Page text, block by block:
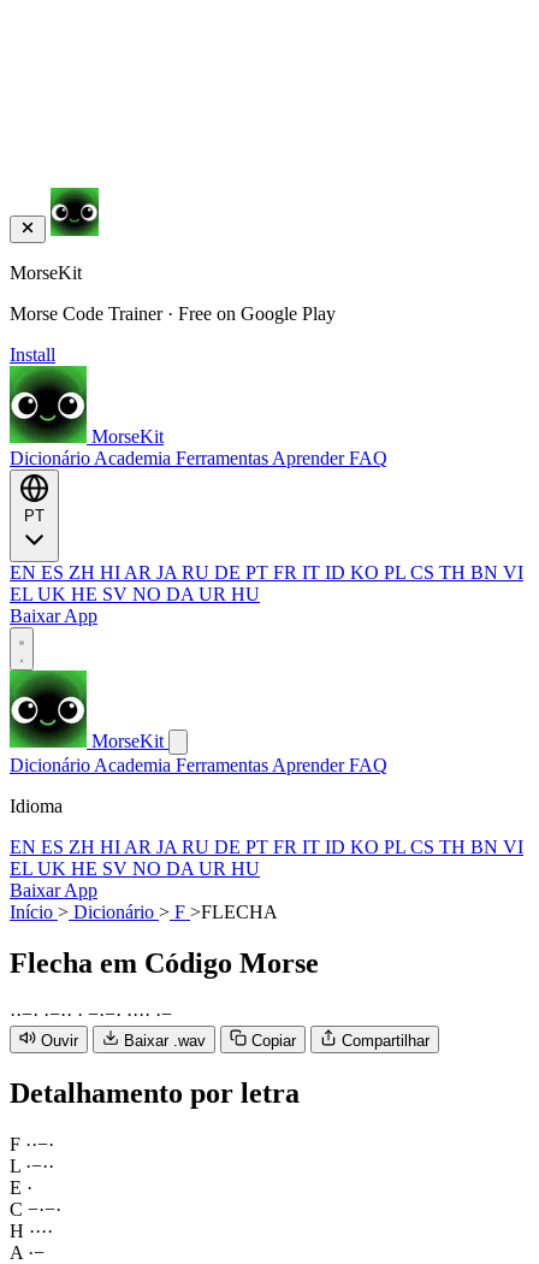
MorseKit
Morse Code Trainer · Free on Google Play
Install
MorseKit
Dicionário Academia Ferramentas AprenderFAQ
EN ES ZH HI AR JA RU DE PT FR IT ID KO PL CS TH BN VI
EL UK HE SV NO DA UR HU
Baixar App
MorseKit
Dicionário Academia Ferramentas AprenderFAQ
Idioma
EN ES ZH HI AR JA RU DE PT FR IT ID KO PL CS TH BN VI
EL UK HE SV NO DA UR HU
Baixar App
Início > Dicionário > F >FLECHA
Flecha em Código Morse
··−· ·−·· · −·−· ···· ·−
Ouvir Baixar .wav Copiar Compartilhar
Detalhamento por letra
F ··−·
L ·−··
E ·
C −·−·
H ····
A ·−